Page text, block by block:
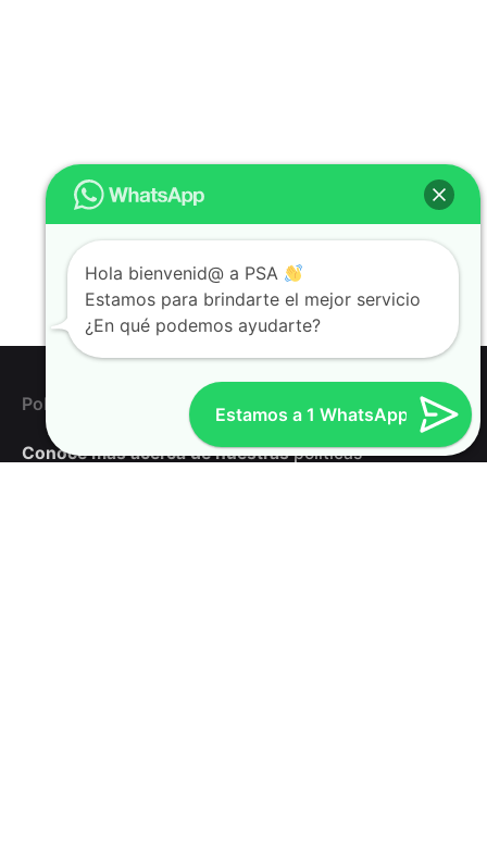
Políticas de la compañía
Conoce más acerca de nuestraspolíticas
Estamos a 1 WhatsApp
Hola bienvenid@ a PSA
Estamos para brindarte el mejor servicio
¿En qué podemos ayudarte?